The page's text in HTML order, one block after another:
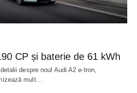
CP și baterie de 61 kWh
despre noul Audi A2 e-tron,
mult…